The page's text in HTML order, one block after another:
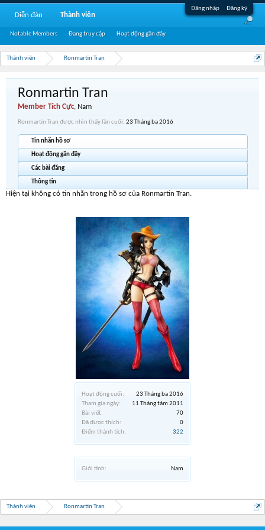
Đăng nhập Đăng ký
Thành viên Ronmartin Tran
Hoạt động cuối:
23 Tháng ba 2016
Tham gia ngày:
11 Tháng tám 2011
Bài viết:
70
Đã được thích:
0
Điểm thành tích:
322
Giới tính: Nam
Ronmartin Tran
Member Tích Cực, Nam
Ronmartin Tran được nhìn thấy lần cuối: 23 Tháng ba 2016
Tin nhắn hồ sơ
Hoạt động gần đây
Các bài đăng
Thông tin
Hiện tại không có tin nhắn trong hồ sơ của Ronmartin Tran.
Thành viên Ronmartin Tran
Diễn đàn Thành viên
Notable Members Đang truy cập Hoạt động gần đây